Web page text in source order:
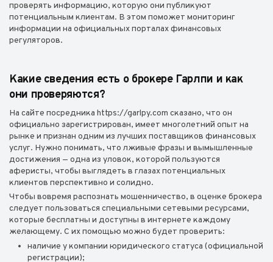
проверять информацию, которую они публикуют
потенциальным клиентам. В этом поможет мониторинг
информации на официальных порталах финансовых
регуляторов.
Какие сведения есть о брокере Гарлпи и как
они проверяются?
На сайте посредника https://garlpy.com сказано, что он
официально зарегистрирован, имеет многолетний опыт на
рынке и признан одним из лучших поставщиков финансовых
услуг. Нужно понимать, что лживые фразы и вымышленные
достижения — одна из уловок, которой пользуются
аферисты, чтобы выглядеть в глазах потенциальных
клиентов перспективно и солидно.
Чтобы вовремя распознать мошенничество, в оценке брокера
следует пользоваться специальными сетевыми ресурсами,
которые бесплатны и доступны в интернете каждому
желающему. С их помощью можно будет проверить:
наличие у компании юридического статуса (официальной
регистрации);